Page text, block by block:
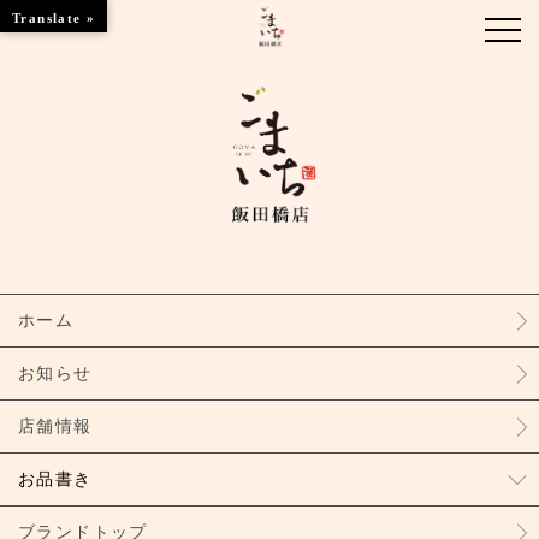
お知らせ
お品書き
ブランドトップ
店舗情報
ホーム
お知らせ
店舗情報
お品書き
ブランドトップ
Translate »